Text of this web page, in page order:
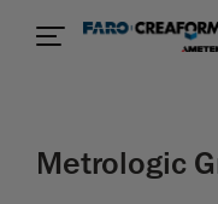
Metrologic